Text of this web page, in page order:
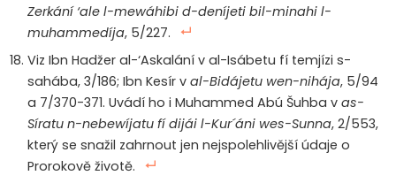
Zerkání ‘ale l-mewáhibi d-deníjeti bil-minahi l-
muhammedíja, 5/227.
Viz Ibn Hadžer al-‘Askalání v al-Isábetu fí temjízi s-
sahába, 3/186; Ibn Kesír v al-Bidájetu wen-nihája, 5/94
a 7/370-371. Uvádí ho i Muhammed Abú Šuhba v as-
Síratu n-nebewíjatu fí dijái l-Kur´áni wes-Sunna, 2/553,
který se snažil zahrnout jen nejspolehlivější údaje o
Prorokově životě.